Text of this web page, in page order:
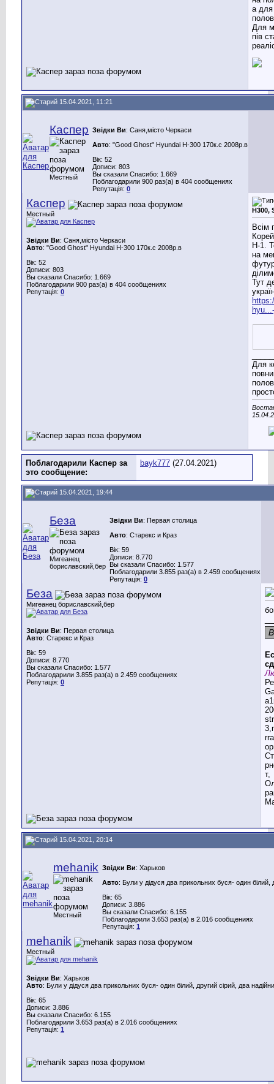
а для
Для
пів
15.04.2021, 11:21
Каспер
Местный
Звідки Ви: Саня,місто Черкаси
Авто: "Good Ghost" Hyundai H-300 170к.с 2008р.в
Вік: 52
Дописи: 803
Вы сказали Спасибо: 1.669
Поблагодарили 900 раз(а) в 404 сообщениях
Репутація: 0
Каспер
Местный
Звідки Ви: Саня,місто Черкаси
Авто: "Good Ghost" Hyundai H-300 170к.с 2008р.в
Вік: 52
Дописи: 803
Вы сказали Спасибо: 1.669
Поблагодарили 900 раз(а) в 404 сообщениях
Репутація: 0
H300,
Всім
Н-1.
на
Тут
Для
Поблагодарили Каспер за
это сообщение:
bayk777 (27.04.2021)
15.04.2021, 19:44
Беза
Мигеанец
бориславский,бер
Звідки Ви: Первая столица
Авто: Старекс и Краз
Вік: 59
Дописи: 8.770
Вы сказали Спасибо: 1.577
Поблагодарили 3.855 раз(а) в 2.459 сообщениях
Репутація: 0
Беза
Мигеанец бориславский,бер
Звідки Ви: Первая столица
Авто: Старекс и Краз
Вік: 59
Дописи: 8.770
Вы сказали Спасибо: 1.577
Поблагодарили 3.855 раз(а) в 2.459 сообщениях
Репутація: 0
т,
15.04.2021, 20:14
mehanik
Местный
Звідки Ви: Харьков
Авто: Були у дідуся два прикольних буся- один білий,
Вік: 65
Дописи: 3.886
Вы сказали Спасибо: 6.155
Поблагодарили 3.653 раз(а) в 2.016 сообщениях
Репутація: 1
mehanik
Местный
Звідки Ви: Харьков
Авто: Були у дідуся два прикольних буся- один білий, другий сірий, два
Вік: 65
Дописи: 3.886
Вы сказали Спасибо: 6.155
Поблагодарили 3.653 раз(а) в 2.016 сообщениях
Репутація: 1